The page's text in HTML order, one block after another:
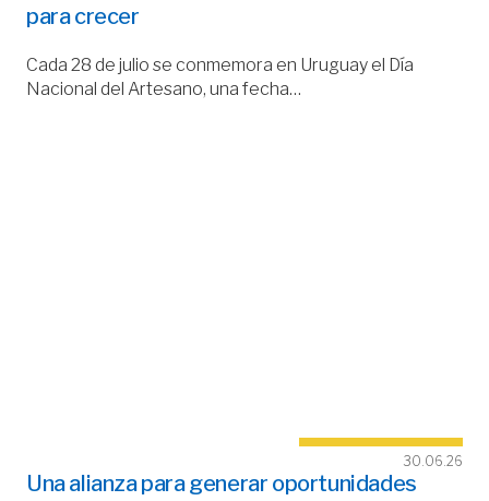
para crecer
Cada 28 de julio se conmemora en Uruguay el Día
Nacional del Artesano, una fecha…
30.06.26
Una alianza para generar oportunidades